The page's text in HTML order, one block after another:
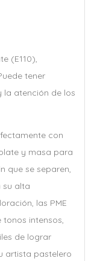
(E110),
tener
la atención de los
con
y masa para
que se separen,
su alta
las PME
intensos,
de lograr
artista pastelero